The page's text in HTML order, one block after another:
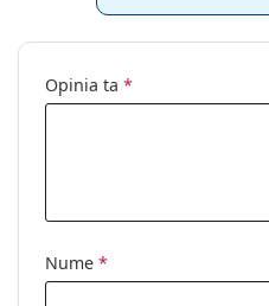
Opinia ta *
Nume *